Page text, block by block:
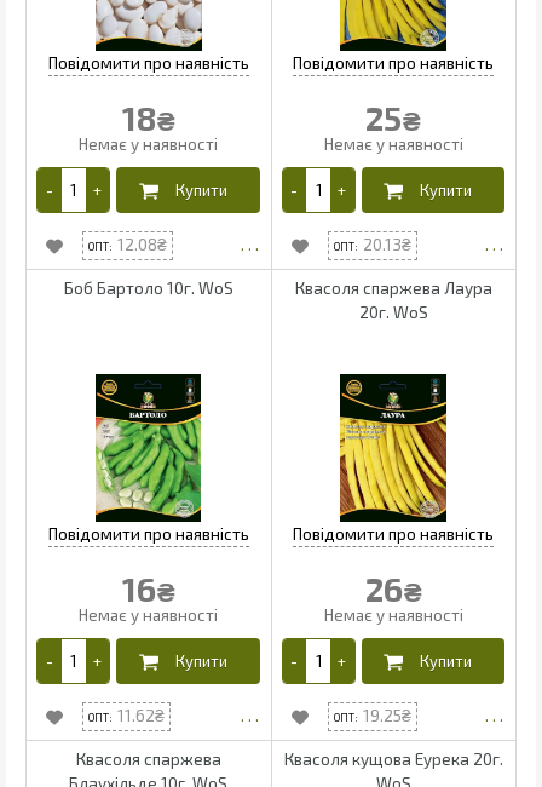
18₴
12.08
25₴
20.13
Боб Бартоло 10г. WoS
16₴
11.62
Квасоля спаржева Лаура
20г. WoS
26₴
19.25
Квасоля спаржева
Квасоля кущова Еурека 20г.